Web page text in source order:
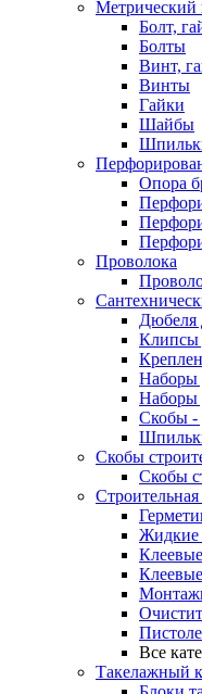
Метрический
Болт,
Болты
Винт,
Винты
Гайки
Шайбы
Опора
Проволока
Дюбеля
Клипсы
Наборы
Наборы
Скобы -
Скобы
Скобы
Жидкие
Все
Такелажный